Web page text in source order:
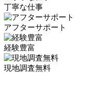
丁寧な仕事
アフターサポート
経験豊富
現地調査無料